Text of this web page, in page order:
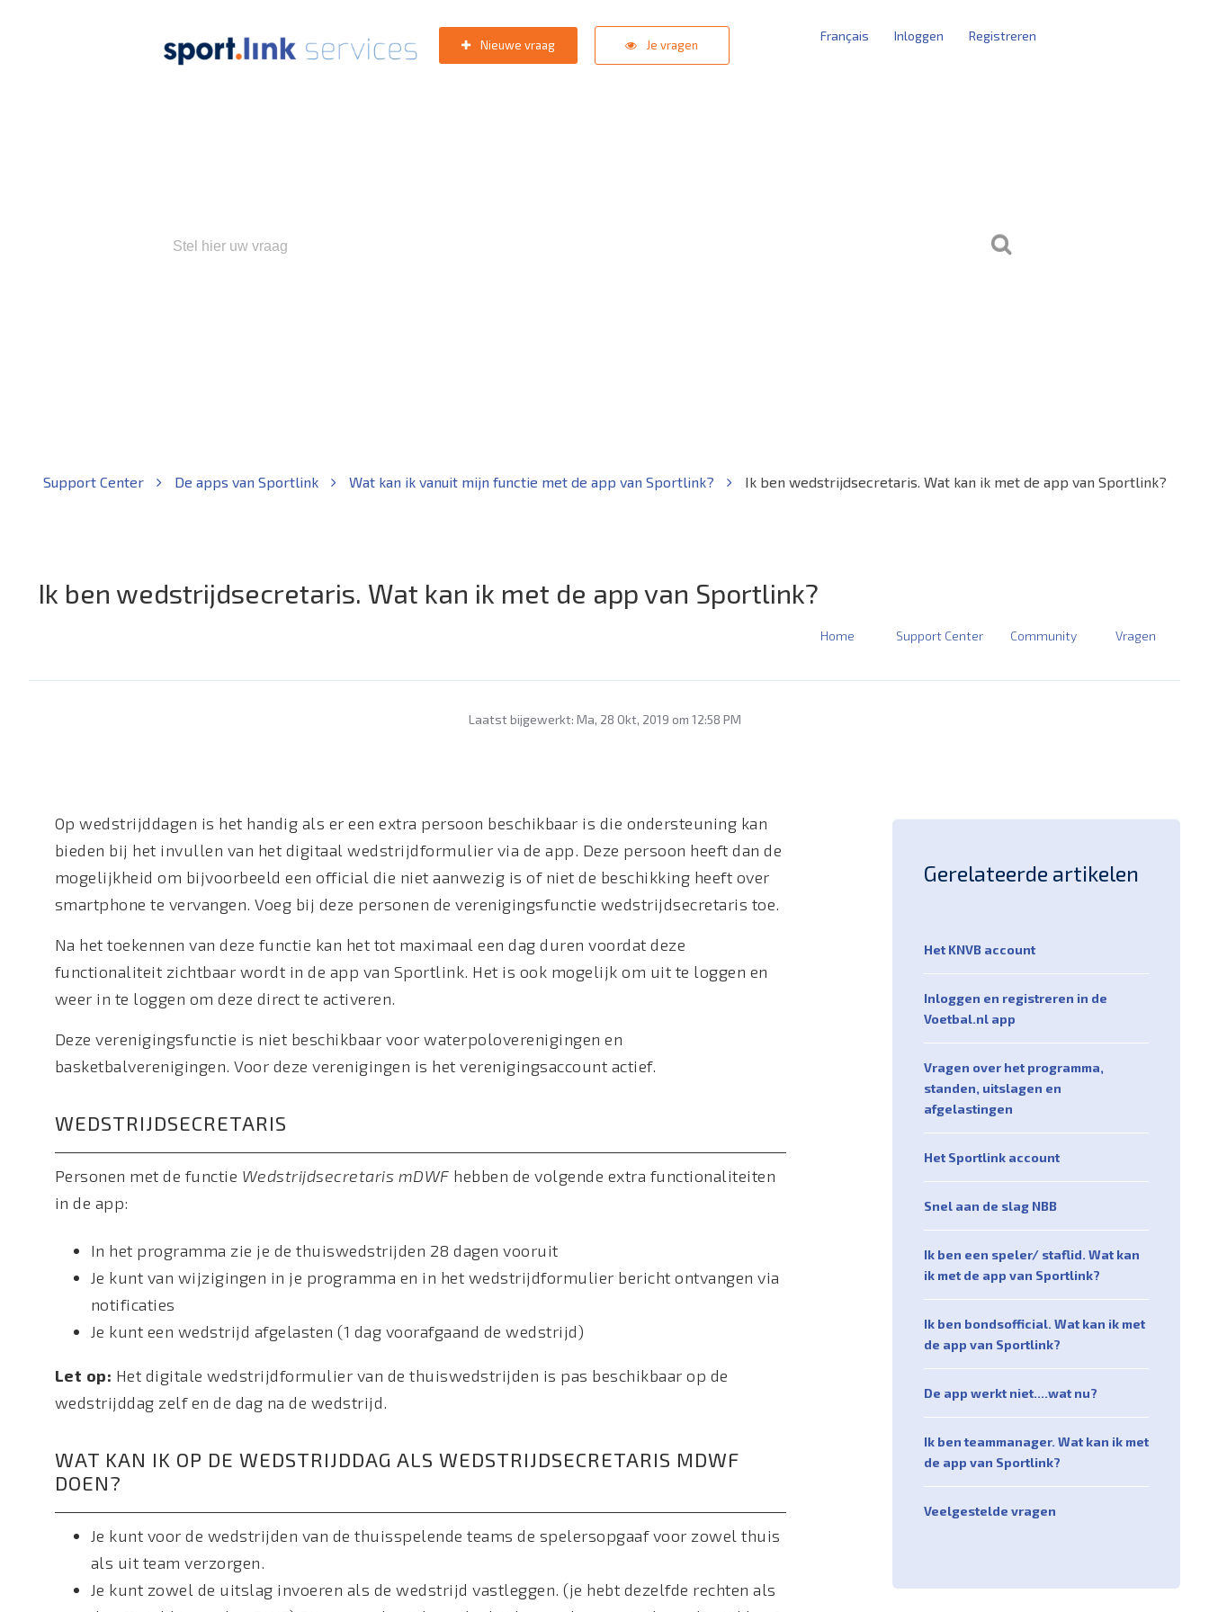
Nieuwe vraag Je vragen
Français Inloggen Registreren
Support Center De apps van Sportlink Wat kan ik vanuit mijn functie met de app van Sportlink? Ik ben wedstrijdsecretaris. Wat kan ik met de app van Sportlink?
Ik ben wedstrijdsecretaris. Wat kan ik met de app van Sportlink?
Home Support Center Community Vragen
Laatst bijgewerkt: Ma, 28 Okt, 2019 om 12:58 PM
Op wedstrijddagen is het handig als er een extra persoon beschikbaar is die ondersteuning kan
bieden bij het invullen van het digitaal wedstrijdformulier via de app. Deze persoon heeft dan de
mogelijkheid om bijvoorbeeld een official die niet aanwezig is of niet de beschikking heeft over
smartphone te vervangen. Voeg bij deze personen de verenigingsfunctie wedstrijdsecretaris toe.
Na het toekennen van deze functie kan het tot maximaal een dag duren voordat deze
functionaliteit zichtbaar wordt in de app van Sportlink. Het is ook mogelijk om uit te loggen en
weer in te loggen om deze direct te activeren.
Deze verenigingsfunctie is niet beschikbaar voor waterpoloverenigingen en
basketbalverenigingen. Voor deze verenigingen is het verenigingsaccount actief.
WEDSTRIJDSECRETARIS
Personen met de functie Wedstrijdsecretaris mDWF hebben de volgende extra functionaliteiten
in de app:
In het programma zie je de thuiswedstrijden 28 dagen vooruit
Je kunt van wijzigingen in je programma en in het wedstrijdformulier bericht ontvangen via
notificaties
Je kunt een wedstrijd afgelasten (1 dag voorafgaand de wedstrijd)
Let op: Het digitale wedstrijdformulier van de thuiswedstrijden is pas beschikbaar op de
wedstrijddag zelf en de dag na de wedstrijd.
WAT KAN IK OP DE WEDSTRIJDDAG ALS WEDSTRIJDSECRETARIS MDWF
DOEN?
Je kunt voor de wedstrijden van de thuisspelende teams de spelersopgaaf voor zowel thuis
als uit team verzorgen.
Je kunt zowel de uitslag invoeren als de wedstrijd vastleggen. (je hebt dezelfde rechten als
Gerelateerde artikelen
Het KNVB account
Inloggen en registreren in de
Voetbal.nl app
Vragen over het programma,
standen, uitslagen en
afgelastingen
Het Sportlink account
Snel aan de slag NBB
Ik ben een speler/ staflid. Wat kan
ik met de app van Sportlink?
Ik ben bondsofficial. Wat kan ik met
de app van Sportlink?
De app werkt niet....wat nu?
Ik ben teammanager. Wat kan ik met
de app van Sportlink?
Veelgestelde vragen